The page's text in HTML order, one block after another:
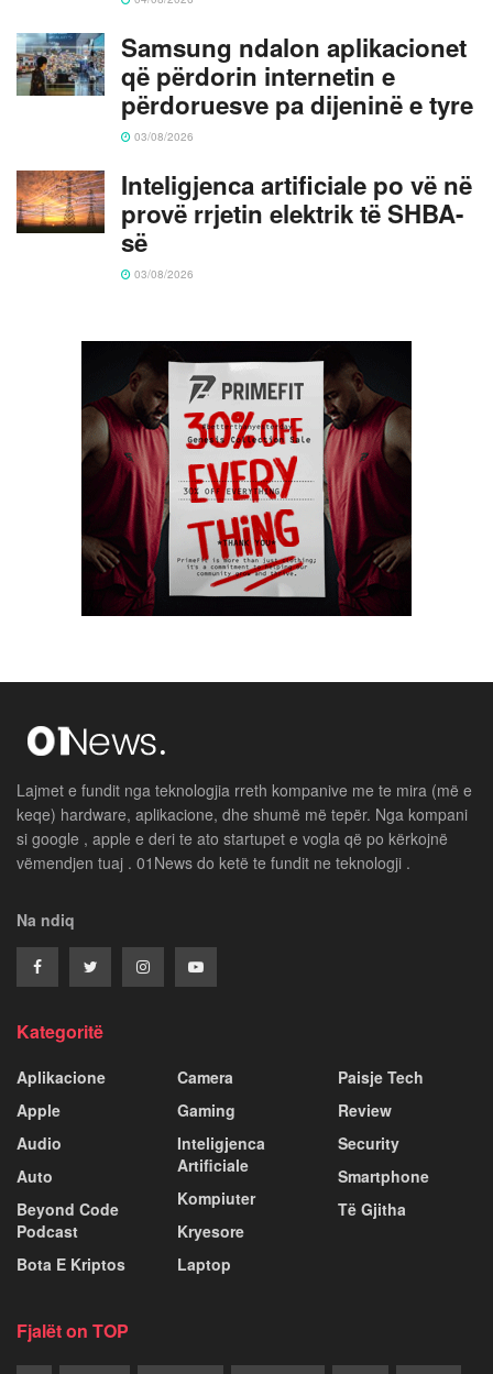
Samsung ndalon aplikacionet
që përdorin internetin e
përdoruesve pa dijeninë e tyre
03/08/2026
Inteligjenca artificiale po vë në
provë rrjetin elektrik të SHBA-
së
03/08/2026
Lajmet e fundit nga teknologjia rreth kompanive me te mira (më e
keqe) hardware, aplikacione, dhe shumë më tepër. Nga kompani
si google , apple e deri te ato startupet e vogla që po kërkojnë
vëmendjen tuaj . 01News do ketë te fundit ne teknologji .
Na ndiq
Kategoritë
Aplikacione
Apple
Audio
Auto
Beyond Code
Podcast
Bota E Kriptos
Camera
Gaming
Inteligjenca
Artificiale
Kompiuter
Kryesore
Laptop
Paisje Tech
Review
Security
Smartphone
Të Gjitha
Fjalët on TOP